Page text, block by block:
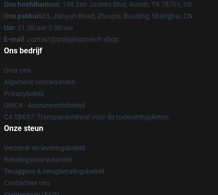
Ons hoofdkantoor: 198 San Jacinto Blvd, Austin, TX 78701, US
Ons pakhuis33, Jianyun Road, Zhoupu, Baoding, Shanghai, CN
Uur: 21.00 uur 5.00 uur
E-mail : contact@polyphiamerch.shop
Ons bedrijf
Over ons
Algemene voorwaarden
Privacybeleid
DMCA - Auteursrechtbeleid
CA SB657: Transparantiewet voor de toeleveringsketen
Onze steun
Verzend- en leveringsbeleid
Betalingsvoorwaarden
Teruggave & terugbetalingsbeleid
Contacteer ons